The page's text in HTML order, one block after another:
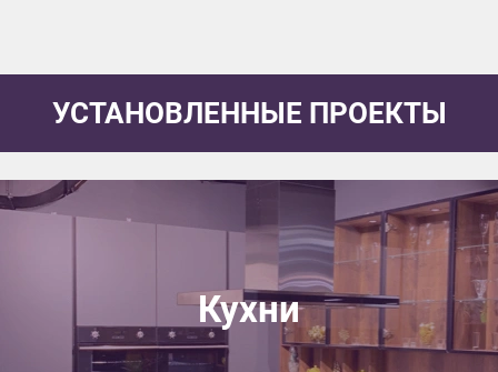
УСТАНОВЛЕННЫЕ ПРОЕКТЫ
Кухни